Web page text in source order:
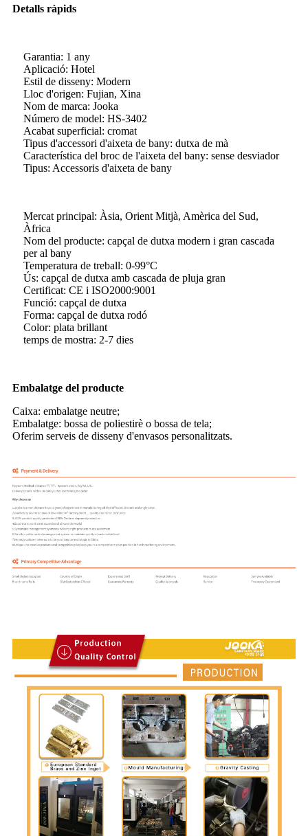
Detalls ràpids
Garantia: 1 any
Aplicació: Hotel
Estil de disseny: Modern
Lloc d'origen: Fujian, Xina
Nom de marca: Jooka
Número de model: HS-3402
Acabat superficial: cromat
Tipus d'accessori d'aixeta de bany: dutxa de mà
Característica del broc de l'aixeta del bany: sense desviador
Tipus: Accessoris d'aixeta de bany
Mercat principal: Àsia, Orient Mitjà, Amèrica del Sud,
Àfrica
Nom del producte: capçal de dutxa modern i gran cascada
per al bany
Temperatura de treball: 0-99°C
Ús: capçal de dutxa amb cascada de pluja gran
Certificat: CE i ISO2000:9001
Funció: capçal de dutxa
Forma: capçal de dutxa rodó
Color: plata brillant
temps de mostra: 2-7 dies
Embalatge del producte
Caixa: embalatge neutre;
Embalatge: bossa de poliestirè o bossa de tela;
Oferim serveis de disseny d'envasos personalitzats.